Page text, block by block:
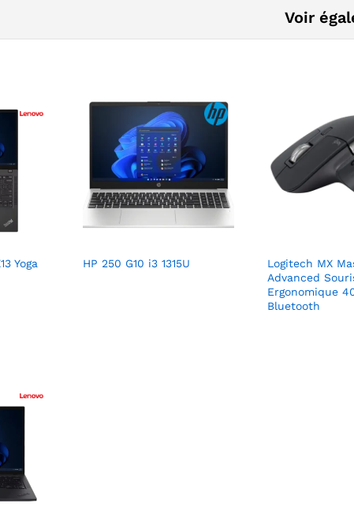
Voir
Yoga
HP 250 G10 i3 1315U
Logitech MX
Advanced
Ergonomique
Bluetooth